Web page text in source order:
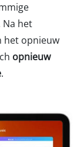
het
het opnieuw
opnieuw
.